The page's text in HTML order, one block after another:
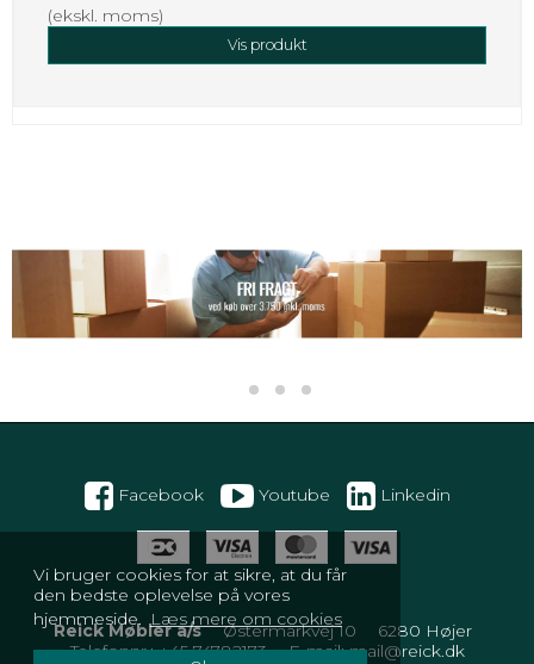
Vi bruger cookies for at sikre, at du får
den bedste oplevelse på vores
hjemmeside. Læs mere om cookies
(ekskl. moms)
Vis produkt
Facebook Youtube Linkedin
Reick Møbler a/s Østermarkvej 10
6280 Højer
Telefonnr.:+45 74782173 E-mail: mail@reick.dk